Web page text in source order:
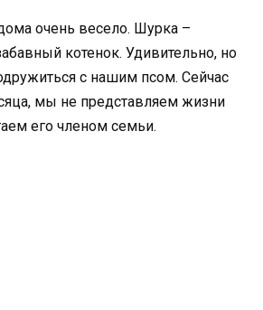
очень весело. Шурка –
котенок. Удивительно, но
с нашим псом. Сейчас
мы не представляем жизни
его членом семьи.